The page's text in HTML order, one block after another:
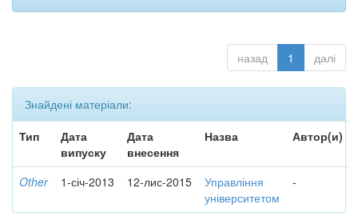
назад 1 далі
Знайдені матеріали:
Тип
Дата
випуску
Дата
внесення
Назва Автор(и)
Other 1-січ-2013 12-лис-2015
Управління
університетом
-